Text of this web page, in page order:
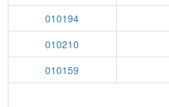
010194
010210
010159